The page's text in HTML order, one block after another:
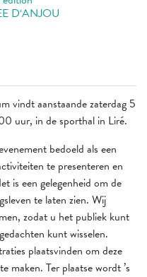
vindt aanstaande zaterdag 5
uur, in de sporthal in Liré.
bedoeld als een
te presenteren en
is een gelegenheid om de
te laten zien. Wij
zodat u het publiek kunt
kunt wisselen.
plaatsvinden om deze
maken. Ter plaatse wordt ’s
D‘ANJOU